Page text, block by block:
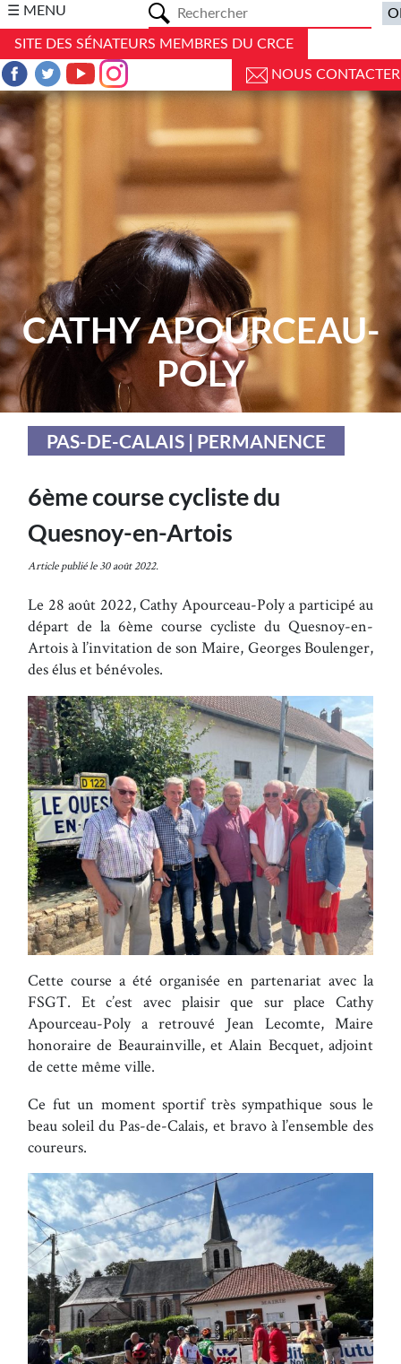
☰ MENU
SITE DES SÉNATEURS MEMBRES DU CRCE
NOUS CONTACTER
CATHY APOURCEAU-
POLY
PAS-DE-CALAIS | PERMANENCE
6ème course cycliste du
Quesnoy-en-Artois
Article publié le 30 août 2022.
Le 28 août 2022, Cathy Apourceau-Poly a participé au
départ de la 6ème course cycliste du Quesnoy-en-
Artois à l’invitation de son Maire, Georges Boulenger,
des élus et bénévoles.
Cette course a été organisée en partenariat avec la
FSGT. Et c’est avec plaisir que sur place Cathy
Apourceau-Poly a retrouvé Jean Lecomte, Maire
honoraire de Beaurainville, et Alain Becquet, adjoint
de cette même ville.
Ce fut un moment sportif très sympathique sous le
beau soleil du Pas-de-Calais, et bravo à l’ensemble des
coureurs.